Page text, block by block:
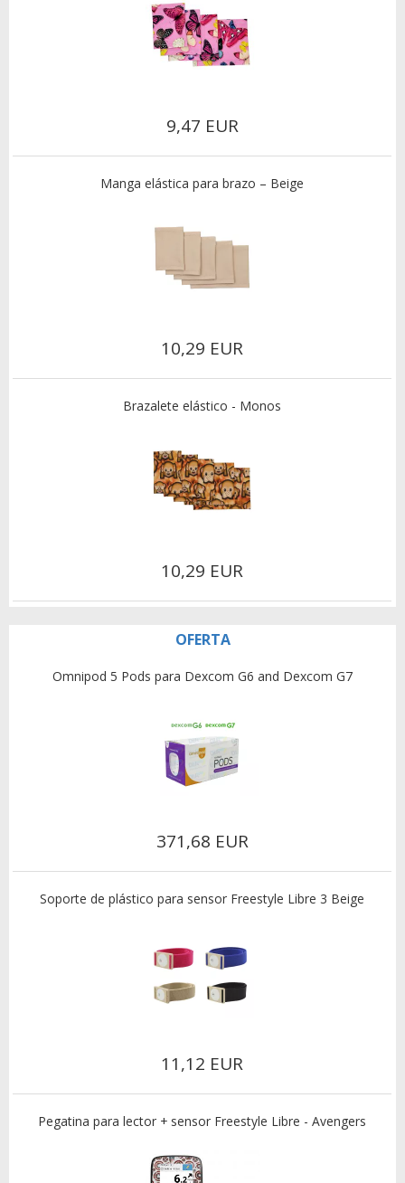
9,47 EUR
Manga elástica para brazo – Beige
10,29 EUR
Brazalete elástico - Monos
10,29 EUR
OFERTA
Omnipod 5 Pods para Dexcom G6 and Dexcom G7
371,68 EUR
Soporte de plástico para sensor Freestyle Libre 3 Beige
11,12 EUR
Pegatina para lector + sensor Freestyle Libre - Avengers